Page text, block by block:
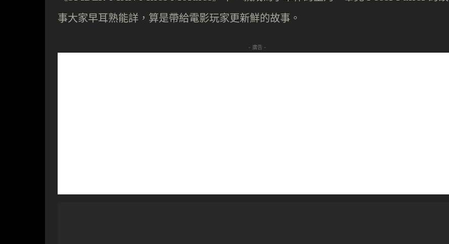
事大家早耳熟能詳，算是帶給電影玩家更新鮮的故事。
- 廣告 -